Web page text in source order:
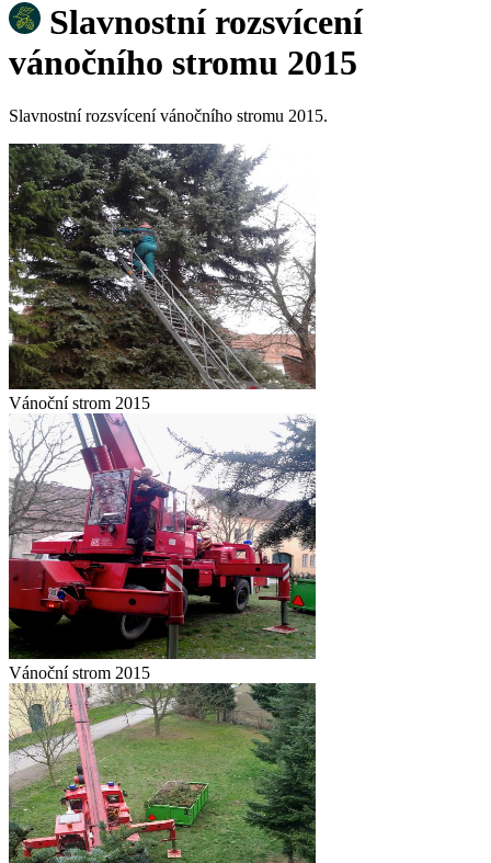
Slavnostní rozsvícení
vánočního stromu 2015
Slavnostní rozsvícení vánočního stromu 2015.
Vánoční strom 2015
Vánoční strom 2015